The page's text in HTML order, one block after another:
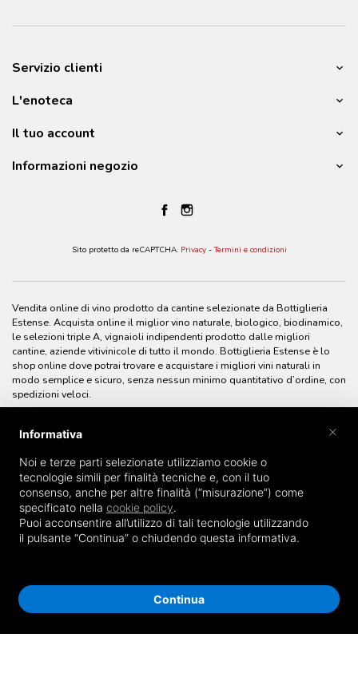
Servizio clienti
L'enoteca
Il tuo account
Informazioni negozio
Sito protetto da reCAPTCHA. Privacy-Termini e condizioni
Vendita online di vino prodotto da cantine selezionate da Bottiglieria
Estense. Acquista online il miglior vino naturale, biologico, biodinamico,
le selezioni triple A, vignaioli indipendenti prodotto dalle migliori
cantine, aziende vitivinicole di tutto il mondo. Bottiglieria Estense è lo
shop online dove potrai trovare e acquistare i migliori vini naturali in
modo semplice e sicuro, senza nessun minimo quantitativo d’ordine, con
spedizioni veloci.
© Bottiglieria Estense Enoteca - Enoteca online - P.IVA 0190313038
Informativa
Noi e terze parti selezionate utilizziamo cookie o
tecnologie simili per finalità tecniche e, con il tuo
consenso, anche per altre finalità (“misurazione”) come
specificato nella cookie policy.
Puoi acconsentire all’utilizzo di tali tecnologie utilizzando
il pulsante “Continua” o chiudendo questa informativa.
Continua
×